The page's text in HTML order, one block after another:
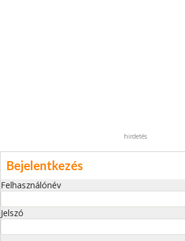
hirdetés
Bejelentkezés
Felhasználónév
Jelszó